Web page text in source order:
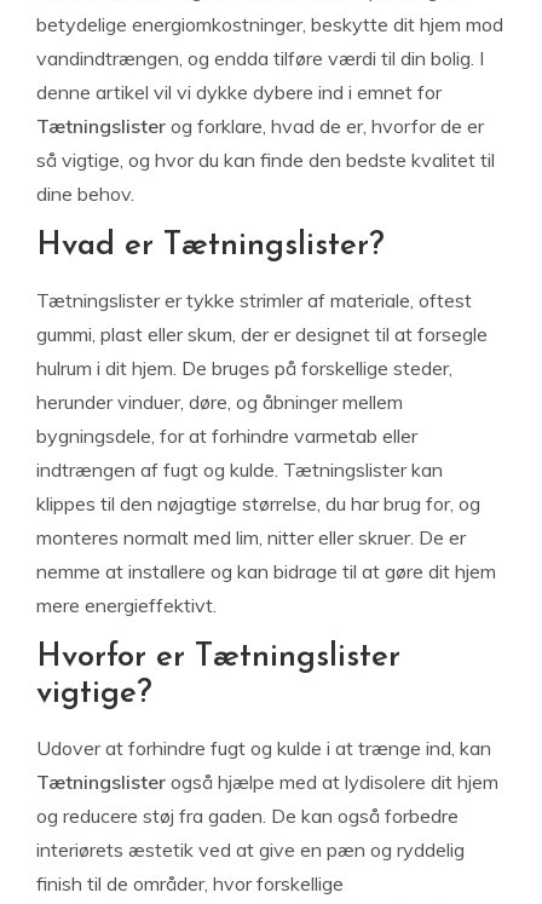
betydelige energiomkostninger, beskytte dit hjem mod
vandindtrængen, og endda tilføre værdi til din bolig. I
denne artikel vil vi dykke dybere ind i emnet for
Tætningslister og forklare, hvad de er, hvorfor de er
så vigtige, og hvor du kan finde den bedste kvalitet til
dine behov.
Hvad er Tætningslister?
Tætningslister er tykke strimler af materiale, oftest
gummi, plast eller skum, der er designet til at forsegle
hulrum i dit hjem. De bruges på forskellige steder,
herunder vinduer, døre, og åbninger mellem
bygningsdele, for at forhindre varmetab eller
indtrængen af fugt og kulde. Tætningslister kan
klippes til den nøjagtige størrelse, du har brug for, og
monteres normalt med lim, nitter eller skruer. De er
nemme at installere og kan bidrage til at gøre dit hjem
mere energieffektivt.
Hvorfor er Tætningslister
vigtige?
Udover at forhindre fugt og kulde i at trænge ind, kan
Tætningslister også hjælpe med at lydisolere dit hjem
og reducere støj fra gaden. De kan også forbedre
interiørets æstetik ved at give en pæn og ryddelig
finish til de områder, hvor forskellige